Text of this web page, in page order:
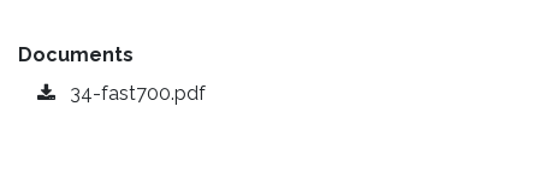
Documents
34-fast700.pdf